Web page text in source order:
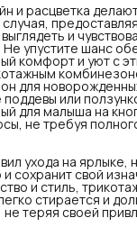
и расцветка
и
упустите шанс
комфорт и уют с
для
поддевы или
для малыша на
не требуя
ухода на ярлыке,
сохранит свой
и стиль,
стирается и
теряя своей